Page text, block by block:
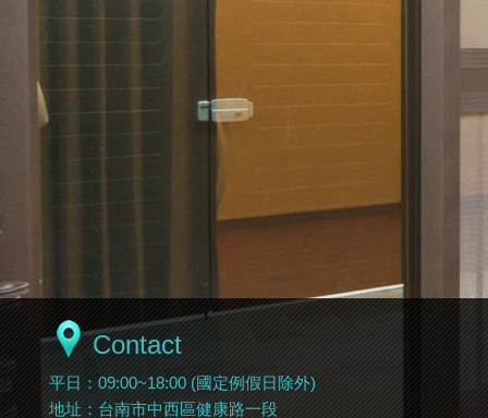
Contact
平日：09:00~18:00 (國定例假日除外)
地址：台南市中西區健康路一段